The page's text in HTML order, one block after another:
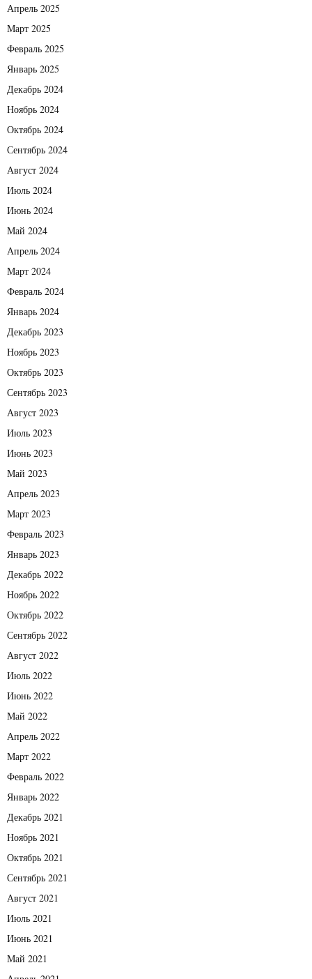
Апрель 2025
Март 2025
Февраль 2025
Январь 2025
Декабрь 2024
Ноябрь 2024
Октябрь 2024
Сентябрь 2024
Август 2024
Июль 2024
Июнь 2024
Май 2024
Апрель 2024
Март 2024
Февраль 2024
Январь 2024
Декабрь 2023
Ноябрь 2023
Октябрь 2023
Сентябрь 2023
Август 2023
Июль 2023
Июнь 2023
Май 2023
Апрель 2023
Март 2023
Февраль 2023
Январь 2023
Декабрь 2022
Ноябрь 2022
Октябрь 2022
Сентябрь 2022
Август 2022
Июль 2022
Июнь 2022
Май 2022
Апрель 2022
Март 2022
Февраль 2022
Январь 2022
Декабрь 2021
Ноябрь 2021
Октябрь 2021
Сентябрь 2021
Август 2021
Июль 2021
Июнь 2021
Май 2021